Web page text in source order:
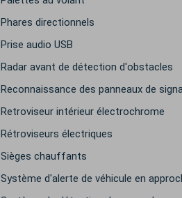
Phares directionnels
Prise audio USB
Radar avant de détection d'obstacles
Reconnaissance des panneaux de
Retroviseur intérieur électrochrome
Rétroviseurs électriques
Sièges chauffants
Système d'alerte de véhicule en